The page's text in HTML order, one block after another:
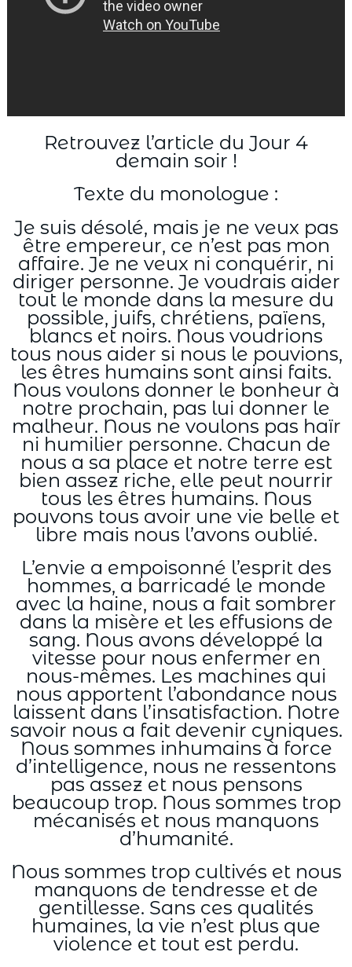
Retrouvez l’article du Jour 4
demain soir !
Texte du monologue :
Je suis désolé, mais je ne veux pas
être empereur, ce n’est pas mon
affaire. Je ne veux ni conquérir, ni
diriger personne. Je voudrais aider
tout le monde dans la mesure du
possible, juifs, chrétiens, païens,
blancs et noirs. Nous voudrions
tous nous aider si nous le pouvions,
les êtres humains sont ainsi faits.
Nous voulons donner le bonheur à
notre prochain, pas lui donner le
malheur. Nous ne voulons pas haïr
ni humilier personne. Chacun de
nous a sa place et notre terre est
bien assez riche, elle peut nourrir
tous les êtres humains. Nous
pouvons tous avoir une vie belle et
libre mais nous l’avons oublié.
L’envie a empoisonné l’esprit des
hommes, a barricadé le monde
avec la haine, nous a fait sombrer
dans la misère et les effusions de
sang. Nous avons développé la
vitesse pour nous enfermer en
nous-mêmes. Les machines qui
nous apportent l’abondance nous
laissent dans l’insatisfaction. Notre
savoir nous a fait devenir cyniques.
Nous sommes inhumains à force
d’intelligence, nous ne ressentons
pas assez et nous pensons
beaucoup trop. Nous sommes trop
mécanisés et nous manquons
d’humanité.
Nous sommes trop cultivés et nous
manquons de tendresse et de
gentillesse. Sans ces qualités
humaines, la vie n’est plus que
violence et tout est perdu.